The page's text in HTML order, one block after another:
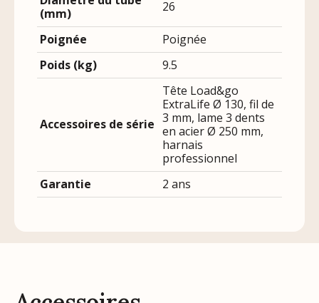
(mm)
26
Poignée
Poignée
Poids (kg)
9.5
Accessoires de série
Tête Load&go
ExtraLife Ø 130, fil de
3 mm, lame 3 dents
en acier Ø 250 mm,
harnais
professionnel
Garantie
2 ans